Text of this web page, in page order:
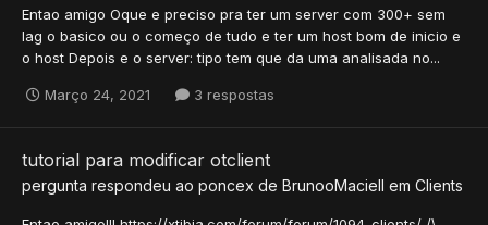
Entao amigo Oque e preciso pra ter um server com 300+ sem
lag o basico ou o começo de tudo e ter um host bom de inicio e
o host Depois e o server: tipo tem que da uma analisada no...
Março 24, 2021 3 respostas
tutorial para modificar otclient
pergunta respondeu ao poncex de BrunooMaciell em Clients